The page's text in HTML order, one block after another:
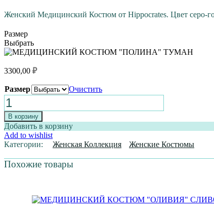
Женский Медицинский Костюм от Hippocrates. Цвет серо-
Размер
Выбрать
3300,00 ₽
Размер
Очистить
Количество
товара
МЕДИЦИНСКИЙ
КОСТЮМ
"ПОЛИНА"
ТУМАН
В корзину
Добавить в корзину
Add to wishlist
Категории:
Женская Коллекция Женские Костюмы
Похожие товары